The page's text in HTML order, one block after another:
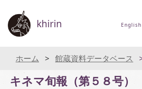
khirin English
ホーム 館蔵資料データベース
キネマ旬報（第５８号）